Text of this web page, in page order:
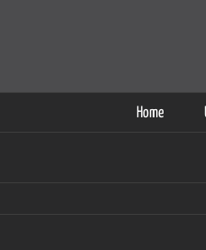
Home
der Bereitstellung der